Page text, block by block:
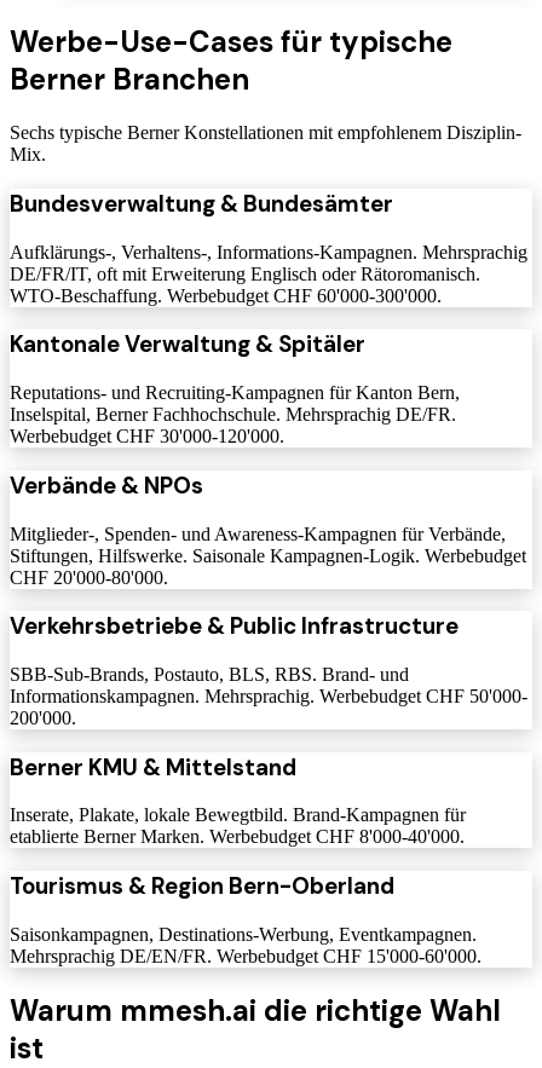
Werbe-Use-Cases für typische
Berner Branchen
Sechs typische Berner Konstellationen mit empfohlenem Disziplin-
Mix.
Bundesverwaltung & Bundesämter
Aufklärungs-, Verhaltens-, Informations-Kampagnen. Mehrsprachig
DE/FR/IT, oft mit Erweiterung Englisch oder Rätoromanisch.
WTO-Beschaffung. Werbebudget CHF 60'000-300'000.
Kantonale Verwaltung & Spitäler
Reputations- und Recruiting-Kampagnen für Kanton Bern,
Inselspital, Berner Fachhochschule. Mehrsprachig DE/FR.
Werbebudget CHF 30'000-120'000.
Verbände & NPOs
Mitglieder-, Spenden- und Awareness-Kampagnen für Verbände,
Stiftungen, Hilfswerke. Saisonale Kampagnen-Logik. Werbebudget
CHF 20'000-80'000.
Verkehrsbetriebe & Public Infrastructure
SBB-Sub-Brands, Postauto, BLS, RBS. Brand- und
Informationskampagnen. Mehrsprachig. Werbebudget CHF 50'000-
200'000.
Berner KMU & Mittelstand
Inserate, Plakate, lokale Bewegtbild. Brand-Kampagnen für
etablierte Berner Marken. Werbebudget CHF 8'000-40'000.
Tourismus & Region Bern-Oberland
Saisonkampagnen, Destinations-Werbung, Eventkampagnen.
Mehrsprachig DE/EN/FR. Werbebudget CHF 15'000-60'000.
Warum mmesh.ai die richtige Wahl
ist